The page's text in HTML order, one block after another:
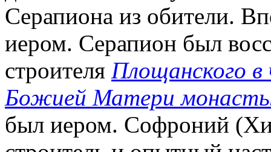
Серапиона из обители.
иером. Серапион был
строителя Площанского в
Божией Матери
был иером. Софроний